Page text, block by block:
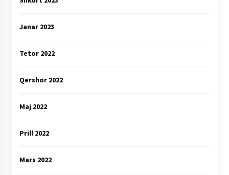
Janar 2023
Tetor 2022
Qershor 2022
Maj 2022
Prill 2022
Mars 2022